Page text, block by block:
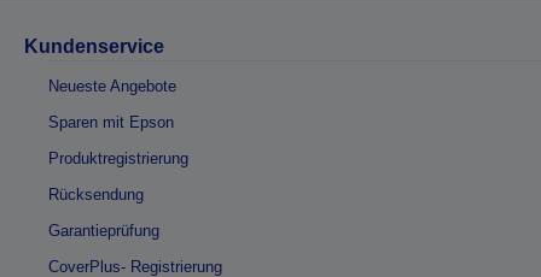
Kundenservice
Neueste Angebote
Sparen mit Epson
Produktregistrierung
Rücksendung
Garantieprüfung
CoverPlus- Registrierung